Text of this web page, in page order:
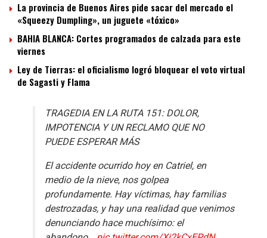
La provincia de Buenos Aires pide sacar del mercado el
«Squeezy Dumpling», un juguete «tóxico»
BAHIA BLANCA: Cortes programados de calzada para este
viernes
Ley de Tierras: el oficialismo logró bloquear el voto virtual
de Sagasti y Flama
TRAGEDIA EN LA RUTA 151: DOLOR,
IMPOTENCIA Y UN RECLAMO QUE NO
PUEDE ESPERAR MÁS
El accidente ocurrido hoy en Catriel, en
medio de la nieve, nos golpea
profundamente. Hay víctimas, hay familias
destrozadas, y hay una realidad que venimos
denunciando hace muchísimo: el